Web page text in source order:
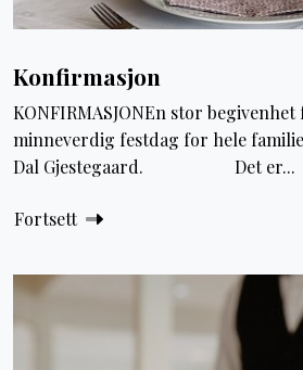
Konfirmasjon
KONFIRMASJONEn stor
minneverdig festdag for hele
Dal Gjestegaard. Det er...
Fortsett